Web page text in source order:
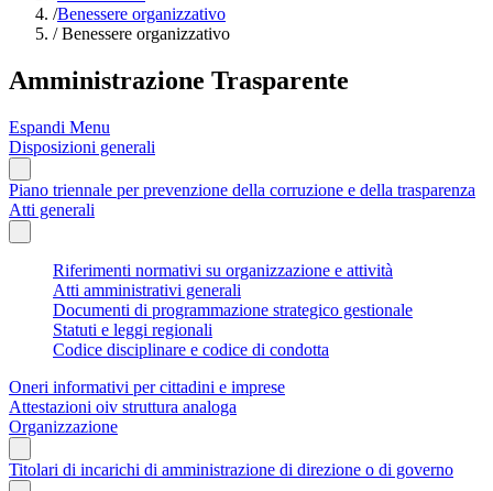
/Benessere organizzativo
/Benessere organizzativo
Amministrazione Trasparente
Espandi Menu
Disposizioni generali
Piano triennale per prevenzione della corruzione e della trasparenza
Atti generali
Riferimenti normativi su organizzazione e attività
Atti amministrativi generali
Documenti di programmazione strategico gestionale
Statuti e leggi regionali
Codice disciplinare e codice di condotta
Oneri informativi per cittadini e imprese
Attestazioni oiv struttura analoga
Organizzazione
Titolari di incarichi di amministrazione di direzione o di governo